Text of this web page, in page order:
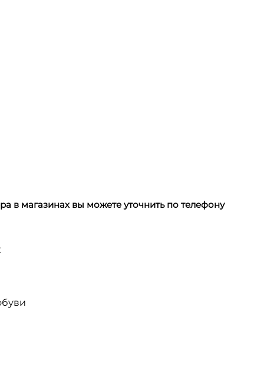
магазинах вы можете уточнить по телефону